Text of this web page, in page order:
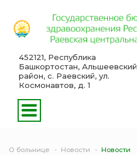
452121, Республика
Башкортостан, Альшеевский
район, с. Раевский, ул.
Космонавтов, д. 1
О больнице Новости Новости